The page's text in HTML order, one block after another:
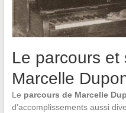
Le parcours et
Marcelle
Le parcours de Marcelle
d’accomplissements aussi